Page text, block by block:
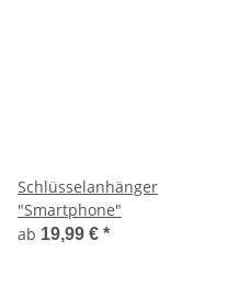
Schlüsselanhänger
"Smartphone"
ab 19,99 € *